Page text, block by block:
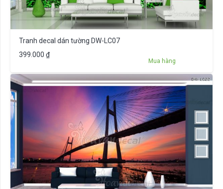
Tranh decal dán tường DW-LC07
399.000 ₫
Mua hàng